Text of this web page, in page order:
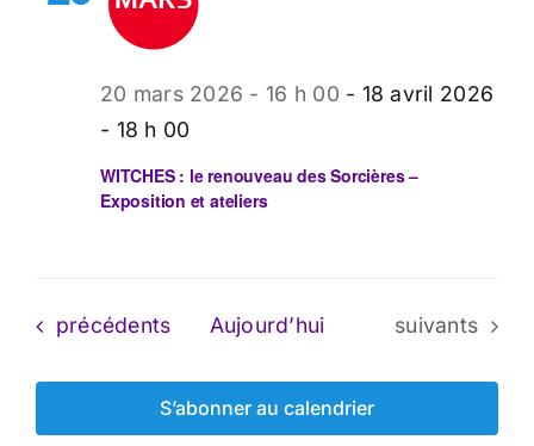
WITCHES : le renouveau des Sorcières –
Exposition et ateliers
20 mars 2026 - 16 h 00 - 18 avril 2026
- 18 h 00
Évènements
précédents Aujourd’hui Évènements
suivants
S’abonner au calendrier